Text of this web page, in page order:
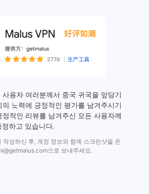
용자 여러분께서 중국 귀국을 앞당기
노력에 긍정적인 평가를 남겨주시기
적인 리뷰를 남겨주신 모든 사용자께
하고 있습니다.
작성하신 후, 계정 정보와 함께 스크린샷을 온
으로 보내주세요.